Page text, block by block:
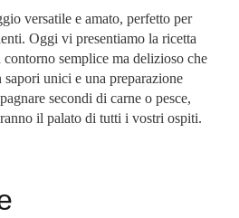
versatile e amato, perfetto per
Oggi vi presentiamo la ricetta
semplice ma delizioso che
unici e una preparazione
secondi di carne o pesce,
il palato di tutti i vostri ospiti.